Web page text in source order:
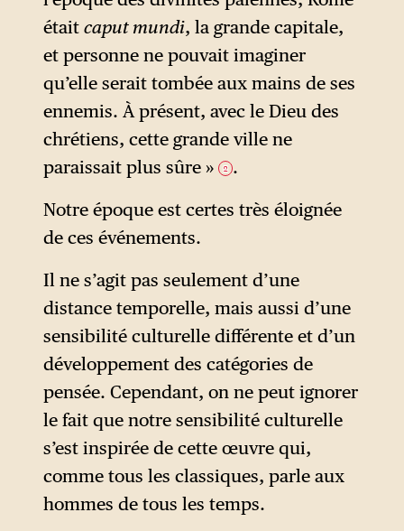
était caput mundi, la grande capitale,
et personne ne pouvait imaginer
qu’elle serait tombée aux mains de ses
ennemis. À présent, avec le Dieu des
chrétiens, cette grande ville ne
paraissait plus sûre » 2 .
Notre époque est certes très éloignée
de ces événements.
Il ne s’agit pas seulement d’une
distance temporelle, mais aussi d’une
sensibilité culturelle différente et d’un
développement des catégories de
pensée. Cependant, on ne peut ignorer
le fait que notre sensibilité culturelle
s’est inspirée de cette œuvre qui,
comme tous les classiques, parle aux
hommes de tous les temps.